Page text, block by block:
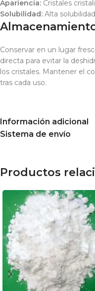
Apariencia: Cristales
Solubilidad: Alta
Conservar en un lugar
directa para evitar la
los cristales. Mantener el
tras cada uso.
Información adicional
Sistema de envío
Productos